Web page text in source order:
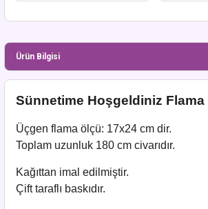
Ürün Bilgisi
Sünnetime Hoşgeldiniz Flama
Üçgen flama ölçü: 17x24 cm dir.
Toplam uzunluk 180 cm civarıdır.
Kağıttan imal edilmiştir.
Çift taraflı baskıdır.